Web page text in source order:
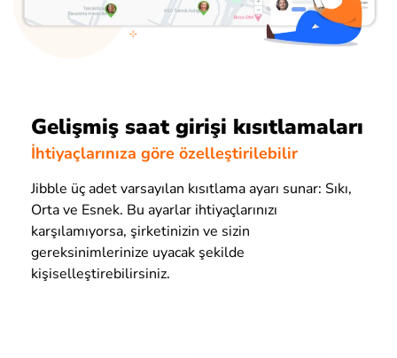
Gelişmiş saat girişi kısıtlamaları
İhtiyaçlarınıza göre özelleştirilebilir
Jibble üç adet varsayılan kısıtlama ayarı sunar: Sıkı,
Orta ve Esnek. Bu ayarlar ihtiyaçlarınızı
karşılamıyorsa, şirketinizin ve sizin
gereksinimlerinize uyacak şekilde
kişiselleştirebilirsiniz.